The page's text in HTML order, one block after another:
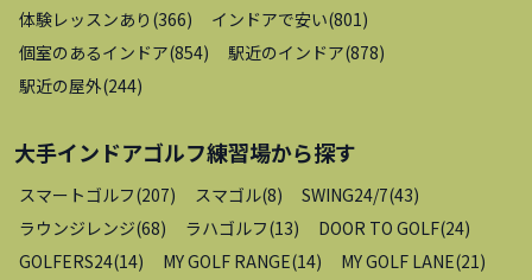
体験レッスンあり (366) インドアで安い(801)
個室のあるインドア(854) 駅近のインドア(878)
駅近の屋外(244)
大手インドアゴルフ練習場から探す
スマートゴルフ(207) スマゴル(8) SWING24/7(43)
ラウンジレンジ(68) ラハゴルフ(13) DOOR TO GOLF(24)
GOLFERS24(14) MY GOLF RANGE(14) MY GOLF LANE(21)